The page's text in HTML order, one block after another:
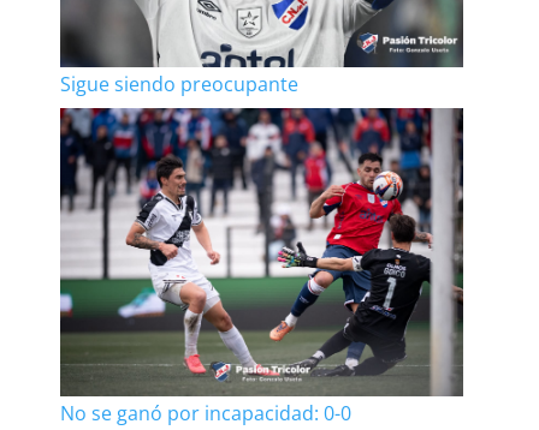
Sigue siendo preocupante
No se ganó por incapacidad: 0-0